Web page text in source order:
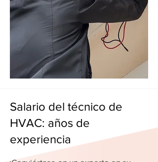
Salario del técnico de
HVAC: años de
experiencia